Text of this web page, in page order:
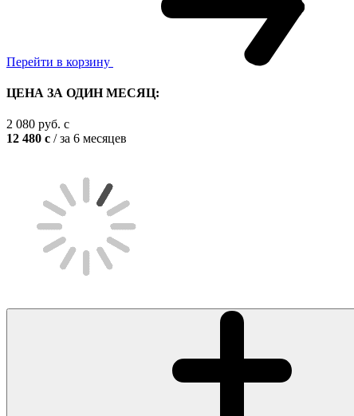
Перейти в корзину
ЦЕНА ЗА ОДИН МЕСЯЦ:
2 080 руб. c
12 480 c / за 6 месяцев